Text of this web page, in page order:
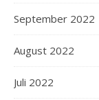
September 2022
August 2022
Juli 2022